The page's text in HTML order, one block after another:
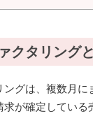
クタリング
グは、複数月
求が確定してい